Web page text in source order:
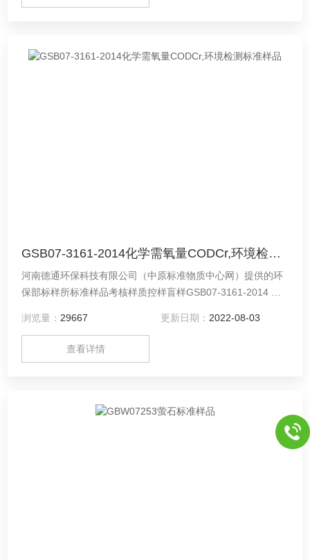
GSB07-3161-2014化学需氧量CODCr,环境检测标准样品
河南德通环保科技有限公司（中原标准物质中心网）提供的环
保部标样所标准样品考核样质控样盲样GSB07-3161-2014 水
准确,标准值真值可查,批次备货,提供标准样品证书.
浏览量： 29667 更新日期： 2022-08-03
查看详情